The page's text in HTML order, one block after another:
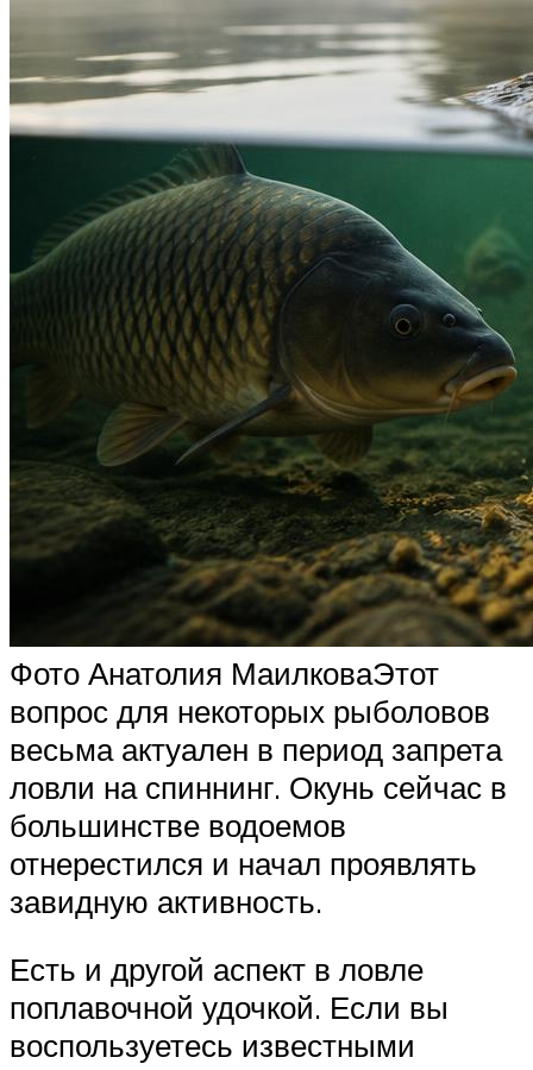
Фото Анатолия МаилковаЭтот
вопрос для некоторых рыболовов
весьма актуален в период запрета
ловли на спиннинг. Окунь сейчас в
большинстве водоемов
отнерестился и начал проявлять
завидную активность.
Есть и другой аспект в ловле
поплавочной удочкой. Если вы
воспользуетесь известными